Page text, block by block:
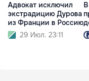
Адвокат исключил
экстрадицию Дурова
из Франции в Россию
29 Июл. 23:11